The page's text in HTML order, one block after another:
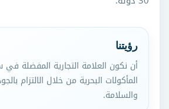
رؤيتنا
أن نكون العلامة التجارية المفضلة
المأكولات البحرية من خلال الالتزام
والسلامة.